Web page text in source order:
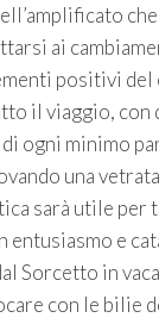
ai
positivi del
il viaggio,
ogni minimo
una
sarà utile per
entusiasmo e
Sorcetto in
con le bilie